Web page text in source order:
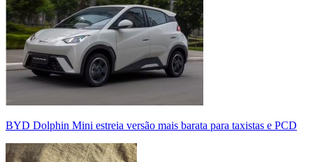
BYD Dolphin Mini estreia versão mais barata para taxistas e PCD